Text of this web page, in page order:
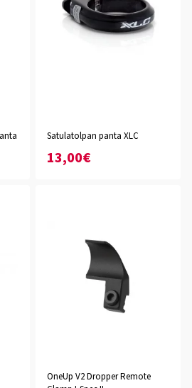
Satulatolpan panta XLC
13,00€
OneUp V2 Dropper Remote